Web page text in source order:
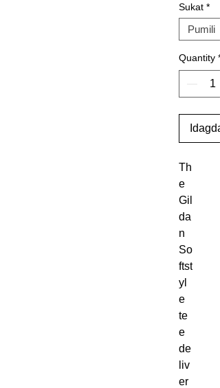
Sukat *
Quantity *
Th
e
Gil
da
n
So
ftst
yl
e
te
e
de
liv
er